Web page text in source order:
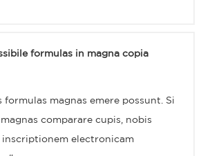
formulas in magna copia
formulas magnas emere possunt. Si
comparare cupis, nobis
inscriptionem electronicam